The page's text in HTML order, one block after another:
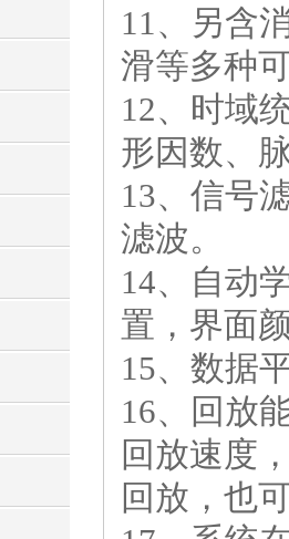
11、另含
滑等多种
12、时域
形因数、
13、信号
滤波。
14、自动
置，界面
15、数据
16、回放
回放速度
回放，也